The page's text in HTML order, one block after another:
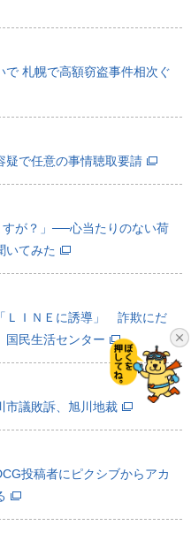
で 札幌で高額窃盗事件相次ぐ
疑で任意の事情聴取要請
すが？」──心当たりのない荷
いてみた
ＬＩＮＥに誘導」 詐欺にだ
民生活センター
議敗訴、旭川地裁
投稿者にピクシブからアカ